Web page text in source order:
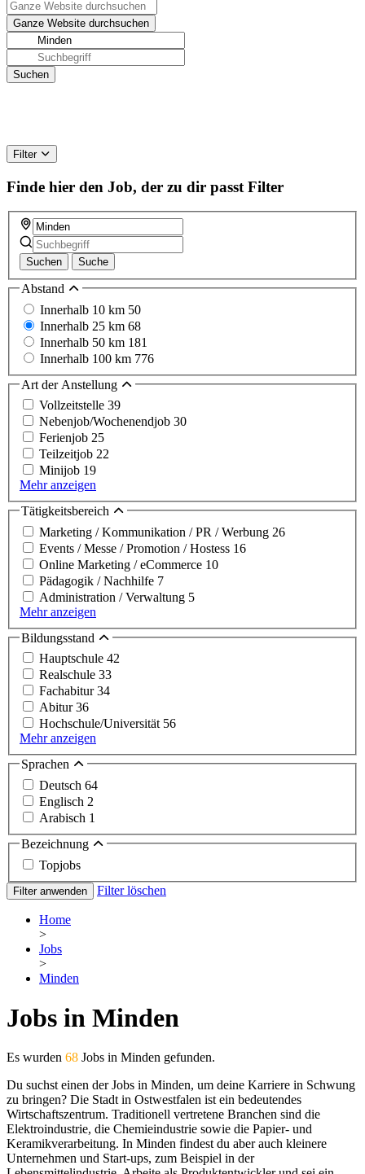
Filter
Finde hier den Job, der zu dir passt Filter
Suchen Suche
Abstand
Innerhalb 10 km 50
Innerhalb 25 km 68
Innerhalb 50 km 181
Innerhalb 100 km 776
Art der Anstellung
Vollzeitstelle 39
Nebenjob/Wochenendjob 30
Ferienjob 25
Teilzeitjob 22
Minijob 19
Mehr anzeigen
Tätigkeitsbereich
Marketing / Kommunikation / PR / Werbung 26
Events / Messe / Promotion / Hostess 16
Online Marketing / eCommerce 10
Pädagogik / Nachhilfe 7
Administration / Verwaltung 5
Mehr anzeigen
Bildungsstand
Hauptschule 42
Realschule 33
Fachabitur34
Abitur36
Hochschule/Universität 56
Mehr anzeigen
Sprachen
Deutsch 64
Englisch 2
Arabisch 1
Bezeichnung
Topjobs
Filter anwenden Filter löschen
Home
>
Jobs
>
Minden
Jobs in Minden
Es wurden 68 Jobs in Minden gefunden.
Du suchst einen der Jobs in Minden, um deine Karriere in Schwung
zu bringen? Die Stadt in Ostwestfalen ist ein bedeutendes
Wirtschaftszentrum. Traditionell vertretene Branchen sind die
Elektroindustrie, die Chemieindustrie sowie die Papier- und
Keramikverarbeitung. In Minden findest du aber auch kleinere
Unternehmen und Start-ups, zum Beispiel in der